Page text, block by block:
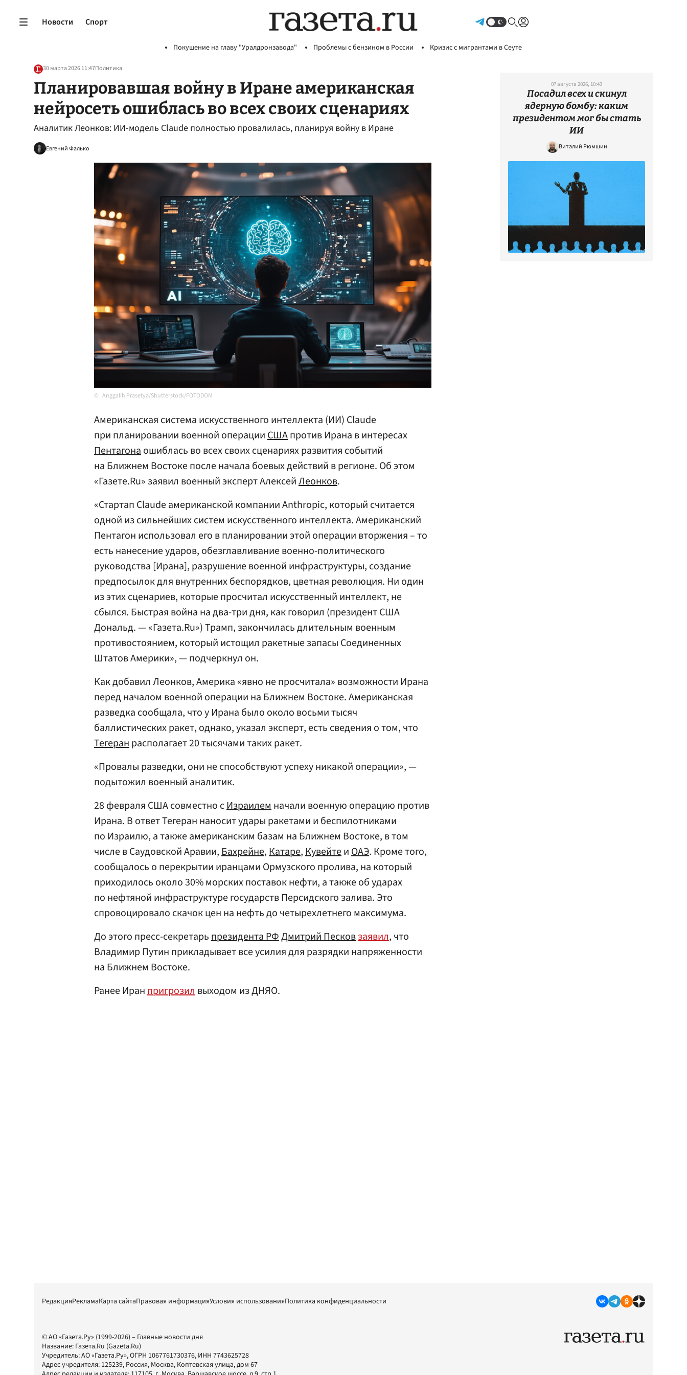
Новости Спорт
Покушение на главу "Уралдронзавода" Проблемы с бензином в России Кризис с мигрантами в Сеуте
30 марта 2026 11:47Политика
Планировавшая войну в Иране американская
нейросеть ошиблась во всех своих сценариях
Аналитик Леонков: ИИ-модель Claude полностью провалилась, планируя войну в Иране
Евгений Фалько
Anggalih Prasetya/Shutterstock/FOTODOM
Американская система искусственного интеллекта (ИИ) Claude
при планировании военной операцииСШАпротив Ирана в интересах
Пентагонаошиблась во всех своих сценариях развития событий
на Ближнем Востоке после начала боевых действий в регионе. Об этом
«Газете.Ru» заявил военный эксперт АлексейЛеонков.
«Стартап Claude американской компании Anthropic, который считается
одной из сильнейших систем искусственного интеллекта. Американский
Пентагон использовал его в планировании этой операции вторжения – то
есть нанесение ударов, обезглавливание военно-политического
руководства [Ирана], разрушение военной инфраструктуры, создание
предпосылок для внутренних беспорядков, цветная революция. Ни один
из этих сценариев, которые просчитал искусственный интеллект, не
сбылся. Быстрая война на два-три дня, как говорил (президент США
Дональд. — «Газета.Ru») Трамп, закончилась длительным военным
противостоянием, который истощил ракетные запасы Соединенных
Штатов Америки», — подчеркнул он.
Как добавил Леонков, Америка «явно не просчитала» возможности Ирана
перед началом военной операции на Ближнем Востоке. Американская
разведка сообщала, что у Ирана было около восьми тысяч
баллистических ракет, однако, указал эксперт, есть сведения о том, что
Тегеранрасполагает 20 тысячами таких ракет.
«Провалы разведки, они не способствуют успеху никакой операции», —
подытожил военный аналитик.
28 февраля США совместно сИзраилемначали военную операцию против
Ирана. В ответ Тегеран наносит удары ракетами и беспилотниками
по Израилю, а также американским базам на Ближнем Востоке, в том
числе в Саудовской Аравии,Бахрейне,Катаре,КувейтеиОАЭ. Кроме того,
сообщалось о перекрытии иранцами Ормузского пролива, на который
приходилось около 30% морских поставок нефти, а также об ударах
по нефтяной инфраструктуре государств Персидского залива. Это
спровоцировало скачок цен на нефть до четырехлетнего максимума.
До этого пресс-секретарьпрезидента РФДмитрий Песковзаявил, что
Владимир Путин прикладывает все усилия для разрядки напряженности
на Ближнем Востоке.
Ранее Иранпригрозилвыходом из ДНЯО.
07 августа 2026, 10:43
Посадил всех и скинул
ядерную бомбу: каким
президентом мог бы стать
ИИ
Виталий Рюмшин
РедакцияРекламаКарта сайтаПравовая информацияУсловия использованияПолитика конфиденциальности
© АО «Газета.Ру» (1999-2026) – Главные новости дня
Название: Газета.Ru (Gazeta.Ru)
Учредитель:АО «Газета.Ру», ОГРН 1067761730376, ИНН 7743625728
Адрес учредителя: 125239, Россия, Москва, Коптевская улица, дом 67